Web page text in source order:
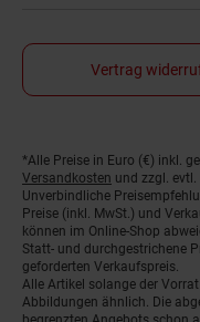
Vertrag
Fußnoten
*Alle Preise in Euro (€) inkl.
Versandkosten und zzgl.
Unverbindliche
Preise (inkl. MwSt.) und
können im Online-Shop
Statt- und durchgestrichene
geforderten Verkaufspreis.
Alle Artikel solange der
Abbildungen ähnlich. Die